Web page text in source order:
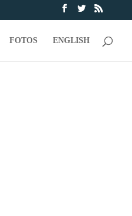
FOTOS ENGLISH